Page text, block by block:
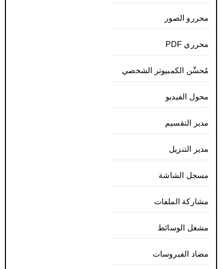
محررو الصور
محرري PDF
مُحسِّن الكمبيوتر الشخصي
محول الفيديو
مدير التقسيم
مدير التنزيل
مسجل الشاشة
مشاركة الملفات
مشغل الوسائط
مضاد الفيروسات